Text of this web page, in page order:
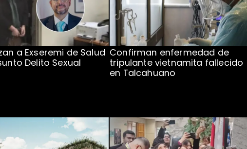
a Exseremi de Salud
Delito Sexual
Confirman enfermedad de
tripulante vietnamita fallecido
en Talcahuano